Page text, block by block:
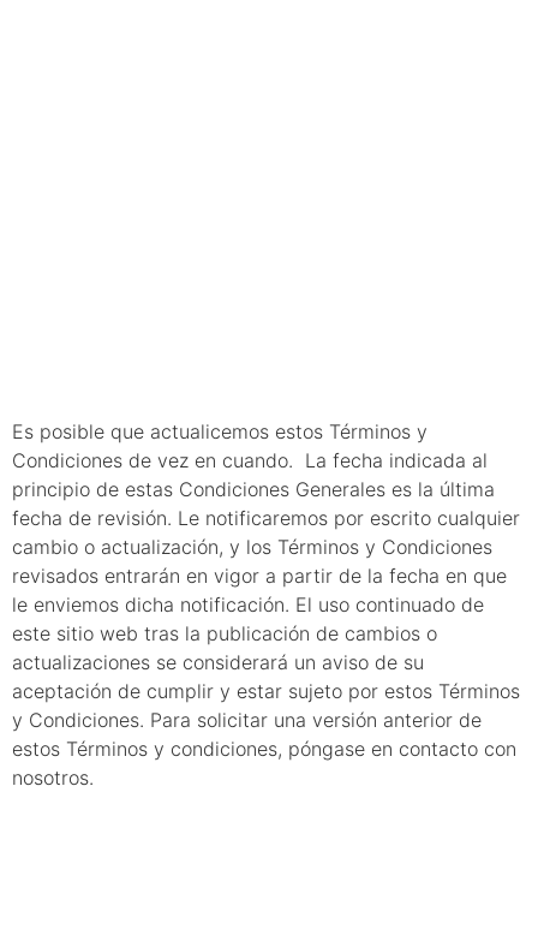
Es posible que actualicemos estos Términos y
Condiciones de vez en cuando. La fecha indicada al
principio de estas Condiciones Generales es la última
fecha de revisión. Le notificaremos por escrito cualquier
cambio o actualización, y los Términos y Condiciones
revisados entrarán en vigor a partir de la fecha en que
le enviemos dicha notificación. El uso continuado de
este sitio web tras la publicación de cambios o
actualizaciones se considerará un aviso de su
aceptación de cumplir y estar sujeto por estos Términos
y Condiciones. Para solicitar una versión anterior de
estos Términos y condiciones, póngase en contacto con
nosotros.